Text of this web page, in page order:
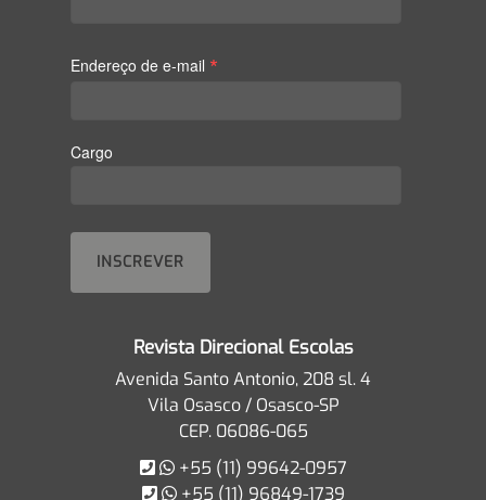
Endereço de e-mail *
Cargo
Revista Direcional Escolas
Avenida Santo Antonio, 208 sl. 4
Vila Osasco / Osasco-SP
CEP. 06086-065
+55 (11) 99642-0957
+55 (11) 96849-1739